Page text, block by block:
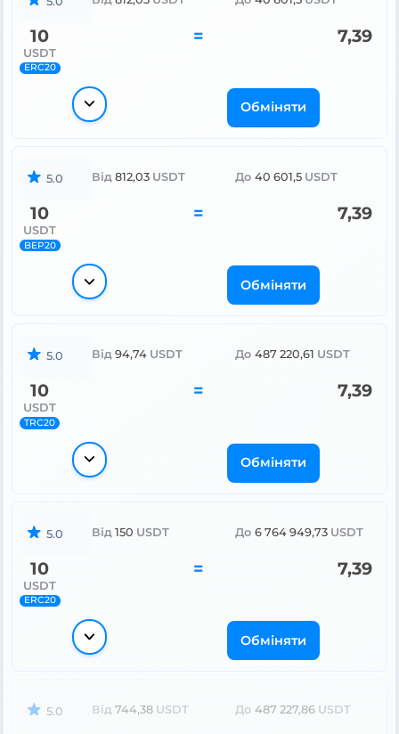
10
USDT
ERC20
= 7,39
Обміняти
5.0 Від 812,03 USDT До 40 601,5 USDT
10
USDT
BEP20
= 7,39
Обміняти
5.0 Від 94,74 USDT До 487 220,61 USDT
10
USDT
TRC20
= 7,39
Обміняти
5.0 Від 150 USDT До 6 764 949,73 USDT
10
USDT
ERC20
= 7,39
Обміняти
5.0 Від 744,38 USDT До 487 227,86 USDT